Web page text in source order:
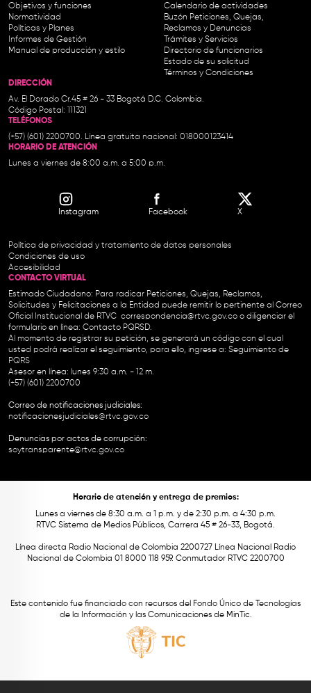
Objetivos y funciones
Normatividad
Políticas y Planes
Informes de Gestión
Manual de producción y estilo
Calendario de actividades
Buzón Peticiones, Quejas,
Reclamos y Denuncias
Trámites y Servicios
Directorio de funcionarios
Estado de su solicitud
Términos y Condiciones
DIRECCIÓN
Av. El Dorado Cr.45 # 26 - 33 Bogotá D.C. Colombia.
Código Postal: 111321
TELÉFONOS
(+57) (601) 2200700. Línea gratuita nacional: 018000123414
HORARIO DE ATENCIÓN
Lunes a viernes de 8:00 a.m. a 5:00 p.m.
Instagram Facebook X
Política de privacidad y tratamiento de datos personales
Condiciones de uso
Accesibilidad
CONTACTO VIRTUAL
Estimado Ciudadano: Para radicar Peticiones, Quejas, Reclamos,
Solicitudes y Felicitaciones a la Entidad puede remitir lo pertinente al Correo
Oficial Institucional de RTVC correspondencia@rtvc.gov.co o diligenciar el
formulario en línea: Contacto PQRSD.
Al momento de registrar su petición, se generará un código con el cual
usted podrá realizar el seguimiento, para ello, ingrese a: Seguimiento de
PQRS
Asesor en línea: lunes 9:30 a.m. - 12 m.
(+57) (601) 2200700
Correo de notificaciones judiciales:
notificacionesjudiciales@rtvc.gov.co
Denuncias por actos de corrupción:
soytransparente@rtvc.gov.co
Horario de atención y entrega de premios:
Lunes a viernes de 8:30 a.m. a 1 p.m. y de 2:30 p.m. a 4:30 p.m.
RTVC Sistema de Medios Públicos, Carrera 45 # 26-33, Bogotá.
Línea directa Radio Nacional de Colombia 2200727 Línea Nacional Radio
Nacional de Colombia 01 8000 118 959. Conmutador RTVC 2200700
Este contenido fue financiado con recursos del Fondo Único de Tecnologías
de la Información y las Comunicaciones de MinTic.